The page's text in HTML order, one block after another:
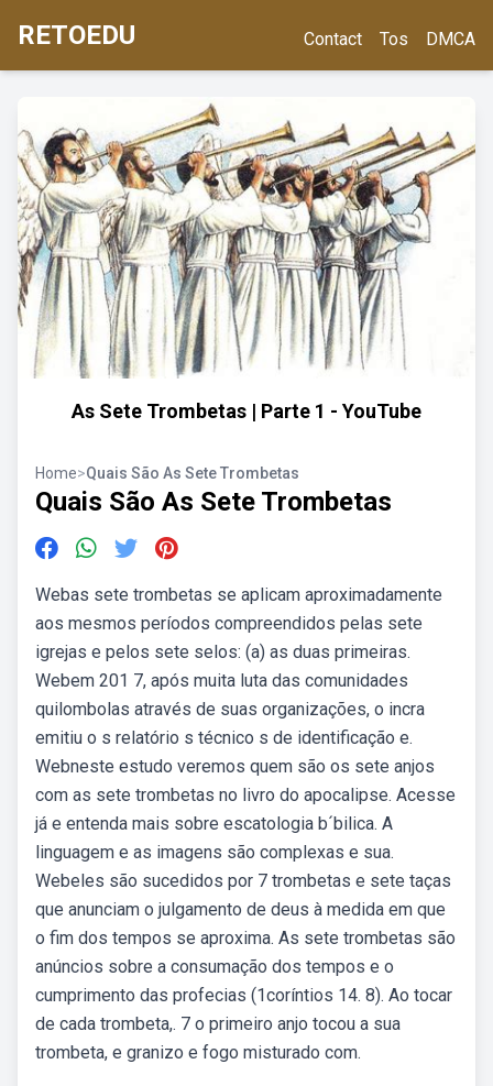
RETOEDU Contact Tos DMCA
As Sete Trombetas | Parte 1 - YouTube
Home>Quais São As Sete Trombetas
Quais São As Sete Trombetas
Webas sete trombetas se aplicam aproximadamente
aos mesmos períodos compreendidos pelas sete
igrejas e pelos sete selos: (a) as duas primeiras.
Webem 201 7, após muita luta das comunidades
quilombolas através de suas organizações, o incra
emitiu o s relatório s técnico s de identificação e.
Webneste estudo veremos quem são os sete anjos
com as sete trombetas no livro do apocalipse. Acesse
já e entenda mais sobre escatologia b´bilica. A
linguagem e as imagens são complexas e sua.
Webeles são sucedidos por 7 trombetas e sete taças
que anunciam o julgamento de deus à medida em que
o fim dos tempos se aproxima. As sete trombetas são
anúncios sobre a consumação dos tempos e o
cumprimento das profecias (1coríntios 14. 8). Ao tocar
de cada trombeta,. 7 o primeiro anjo tocou a sua
trombeta, e granizo e fogo misturado com.